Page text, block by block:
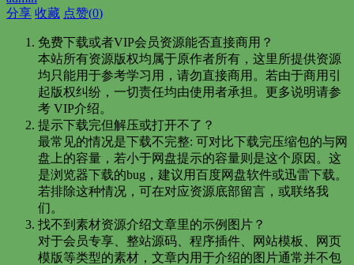
分享 收藏 点赞(0)
免费下载或者VIP会员资源能否直接商用？
本站所有资源版权均属于原作者所有，这里所提供资源
均只能用于参考学习用，请勿直接商用。若由于商用引
起版权纠纷，一切责任均由使用者承担。更多说明请参
考 VIP介绍。
提示下载完但解压或打开不了？
最常见的情况是下载不完整: 可对比下载完压缩包的与网
盘上的容量，若小于网盘提示的容量则是这个原因。这
是浏览器下载的bug，建议用百度网盘软件或迅雷下载。
若排除这种情况，可在对应资源底部留言，或联络我
们。
找不到素材资源介绍文章里的示例图片？
对于会员专享、整站源码、程序插件、网站模板、网页
模版等类型的素材，文章内用于介绍的图片通常并不包